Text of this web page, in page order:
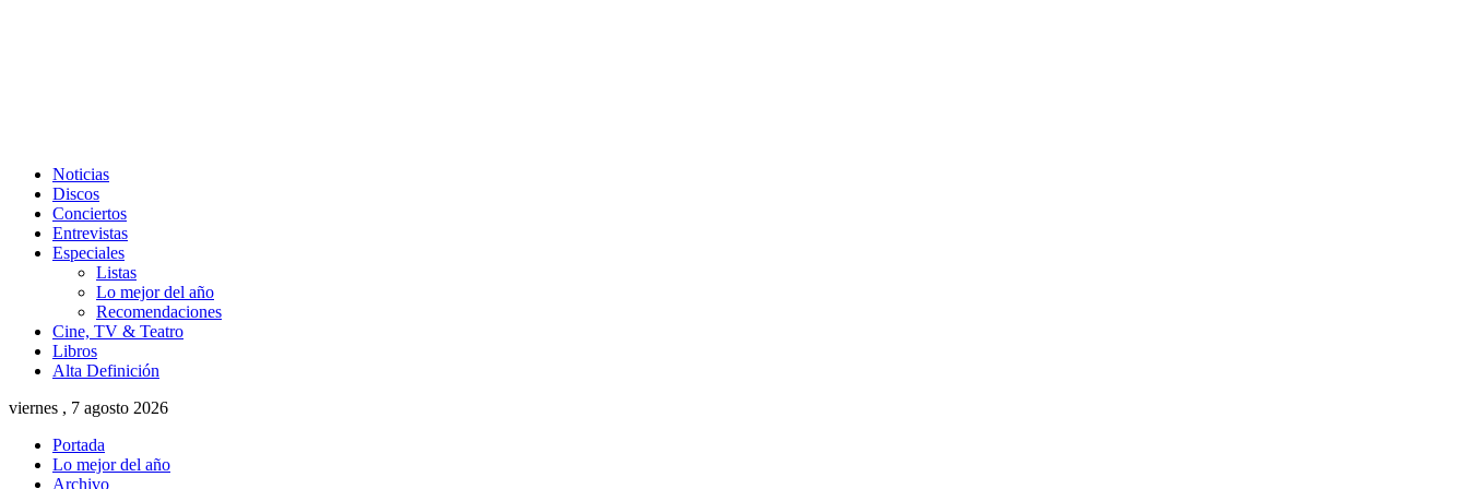
Noticias
Discos
Conciertos
Entrevistas
Especiales
Listas
Lo mejor del año
Recomendaciones
Cine, TV & Teatro
Libros
Alta Definición
viernes , 7 agosto 2026
Portada
Lo mejor del año
Archivo